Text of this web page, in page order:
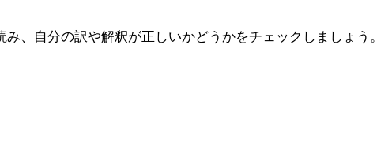
、自分の訳や解釈が正しいかどうかをチェックしましょう。